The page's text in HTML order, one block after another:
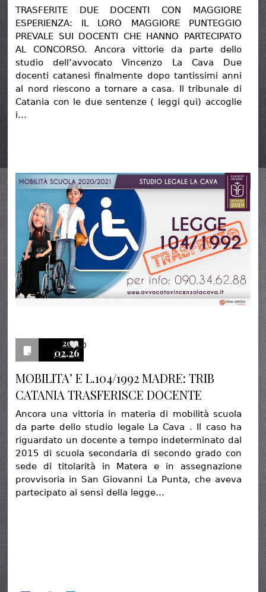
TRASFERITE DUE DOCENTI CON MAGGIORE
ESPERIENZA: IL LORO MAGGIORE PUNTEGGIO
PREVALE SUI DOCENTI CHE HANNO PARTECIPATO
AL CONCORSO. Ancora vittorie da parte dello
studio dell’avvocato Vincenzo La Cava Due
docenti catanesi finalmente dopo tantissimi anni
al nord riescono a tornare a casa. Il tribunale di
Catania con le due sentenze ( leggi qui) accoglie
i…
2021
02.26
0
MOBILITA’ E L.104/1992 MADRE: TRIB
CATANIA TRASFERISCE DOCENTE
Ancora una vittoria in materia di mobilità scuola
da parte dello studio legale La Cava . Il caso ha
riguardato un docente a tempo indeterminato dal
2015 di scuola secondaria di secondo grado con
sede di titolarità in Matera e in assegnazione
provvisoria in San Giovanni La Punta, che aveva
partecipato ai sensi della legge…